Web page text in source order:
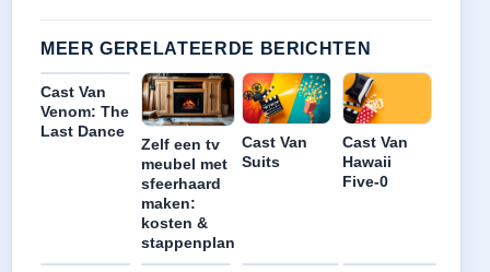
MEER GERELATEERDE BERICHTEN
Cast Van
Venom: The
Last Dance
Zelf een tv
meubel met
sfeerhaard
maken:
kosten &
stappenplan
Cast Van
Suits
Cast Van
Hawaii
Five-0